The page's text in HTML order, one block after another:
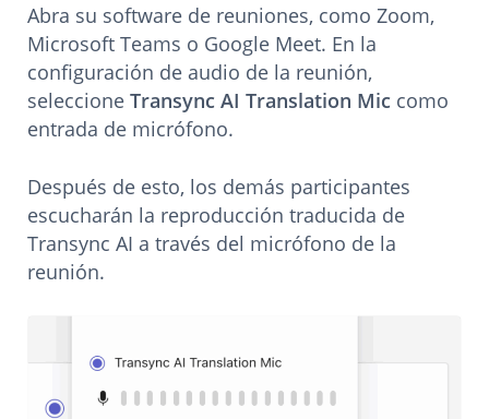
Abra su software de reuniones, como Zoom,
Microsoft Teams o Google Meet. En la
configuración de audio de la reunión,
seleccione Transync AI Translation Mic como
entrada de micrófono.
Después de esto, los demás participantes
escucharán la reproducción traducida de
Transync AI a través del micrófono de la
reunión.